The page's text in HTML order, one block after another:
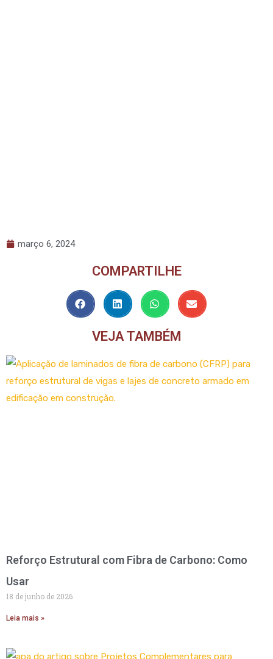
março 6, 2024
COMPARTILHE
VEJA TAMBÉM
Reforço Estrutural com Fibra de Carbono: Como
Usar
18 de junho de 2026
Leia mais »